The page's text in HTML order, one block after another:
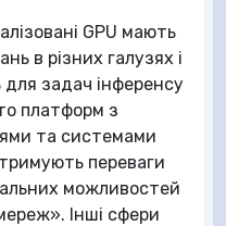
GPU мають
в різних галузях і
для задач інференсу
платформ з
та системами
переваги
можливостей
Інші сфери